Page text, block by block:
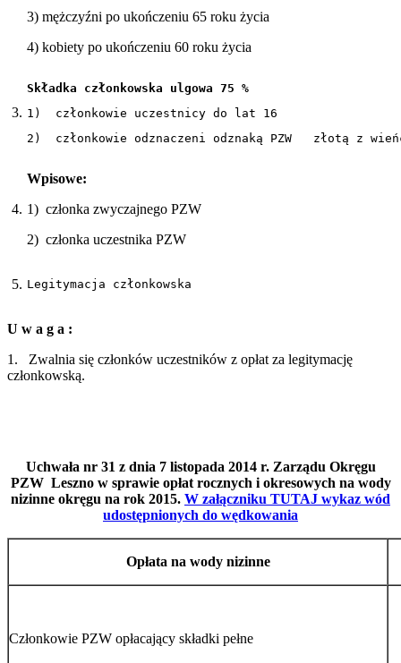
3) mężczyźni po ukończeniu 65 roku życia
4) kobiety po ukończeniu 60 roku życia
3.
Składka członkowska ulgowa 75 %
1)  członkowie uczestnicy do lat 16
2)  członkowie odznaczeni odznaką PZW   złotą z
4.
Wpisowe:
1) członka zwyczajnego PZW
2) członka uczestnika PZW
5. Legitymacja członkowska
U w a g a :
1. Zwalnia się członków uczestników z opłat za legitymację
członkowską.
Uchwała nr 31 z dnia 7 listopada 2014 r. Zarządu Okręgu
PZW Leszno w sprawie opłat rocznych i okresowych na wody
nizinne okręgu na rok 2015. W załączniku TUTAJ wykaz wód
udostępnionych do wędkowania
Opłata na wody nizinne
Członkowie PZW opłacający składki pełne